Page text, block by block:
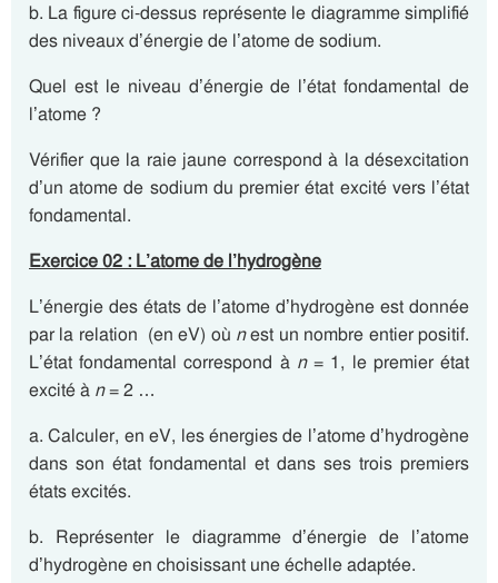
b. La figure ci-dessus représente le diagramme simplifié
des niveaux d’énergie de l’atome de sodium.
Quel est le niveau d’énergie de l’état fondamental de
l’atome ?
Vérifier que la raie jaune correspond à la désexcitation
d’un atome de sodium du premier état excité vers l’état
fondamental.
Exercice 02 : L’atome de l’hydrogène
L’énergie des états de l’atome d’hydrogène est donnée
par la relation (en eV) où nest un nombre entier positif.
L’état fondamental correspond à n= 1, le premier état
excité à n= 2 …
a. Calculer, en eV, les énergies de l’atome d’hydrogène
dans son état fondamental et dans ses trois premiers
états excités.
b. Représenter le diagramme d’énergie de l’atome
d’hydrogène en choisissant une échelle adaptée.